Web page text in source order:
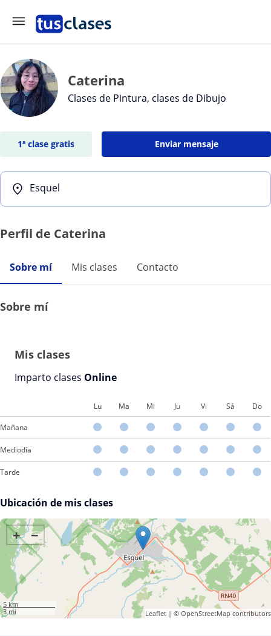
Caterina
Clases de Pintura, clases de Dibujo
1ª clase gratis Enviar mensaje
Esquel
Perfil de Caterina
Sobre mí Mis clases Contacto
Sobre mí
Mis clases
Imparto clases Online
Lu Ma Mi Ju Vi Sá Do
Mañana
Mediodía
Tarde
Ubicación de mis clases
+ −
5 km
3 mi
Leaflet| © OpenStreetMap contributors